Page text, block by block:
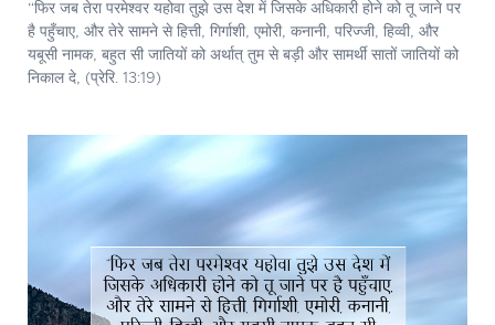
“फिर जब तेरा परमेश्‍वर यहोवा तुझे उस देश में जिसके अधिकारी होने को तू जाने पर
है पहुँचाए, और तेरे सामने से हित्ती, गिर्गाशी, एमोरी, कनानी, परिज्जी, हिव्वी, और
यबूसी नामक, बहुत सी जातियों को अर्थात् तुम से बड़ी और सामर्थी सातों जातियों को
निकाल दे, (प्रेरि. 13:19)